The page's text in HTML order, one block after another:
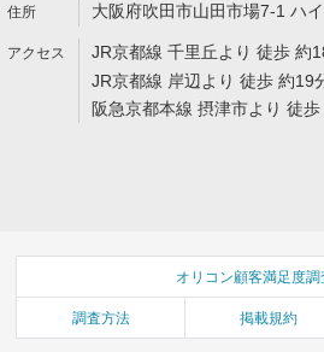
大阪府吹田市山田市場7-1 ハ
JR京都線 千里丘より 徒歩 約
JR京都線 岸辺より 徒歩 約19
阪急京都本線 摂津市より 徒
オリコン顧客満足度調
調査方法 掲載規約